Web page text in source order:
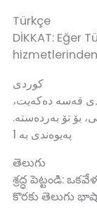
Türkçe
DİKKAT: Eğer
کوردی
قەسە دەکەیت،
بۆ تۆ بەردەستە.
پەیوەندی بە 1
తెలుగు
శ్రద్ధ పెట్టండి:
కొరకు తెలుగు